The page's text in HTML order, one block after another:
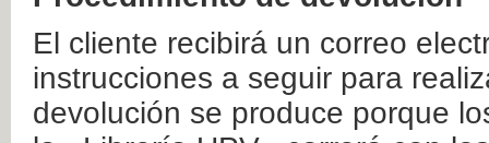
El cliente recibirá un correo
instrucciones a seguir para
devolución se produce porque